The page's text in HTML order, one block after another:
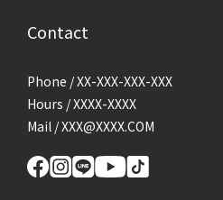
Contact
Phone / XX-XXX-XXX-XXX
Hours / XXXX-XXXX
Mail / XXX@XXXX.COM